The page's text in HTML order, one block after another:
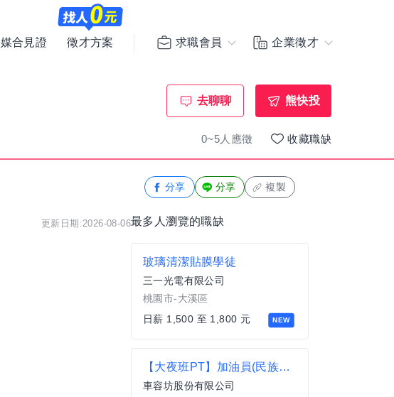
媒合見證 徵才方案 求職會員 企業徵才
去聊聊 熊快投
0~5人應徵 收藏職缺
更新日期:2026-08-06
分享 分享 複製
最多人瀏覽的職缺
NEW
玻璃清潔貼膜學徒
三一光電有限公司
桃園市-大溪區
日薪 1,500 至 1,800 元
【大夜班PT】加油員(民族路站)
車容坊股份有限公司